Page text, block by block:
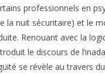
professionnels en
la nuit sécuritaire) et le
Renouant avec la
le discours de
se révèle au travers